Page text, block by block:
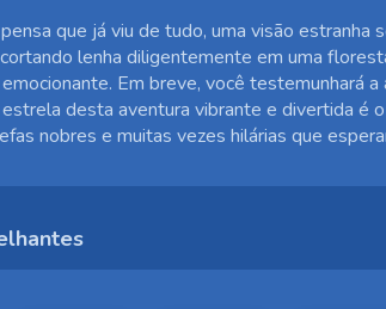
que já viu de tudo, uma visão estranha
lenha diligentemente em uma
Em breve, você testemunhará
desta aventura vibrante e divertida é
nobres e muitas vezes hilárias que